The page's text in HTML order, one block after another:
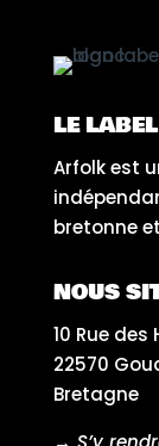
LE LABEL
Arfolk est
bretonne
NOUS
10 Rue des
22570
Bretagne